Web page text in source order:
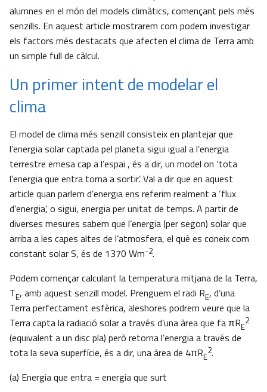
alumnes en el món del models climàtics, començant pels més
senzills. En aquest article mostrarem com podem investigar
els factors més destacats que afecten el clima de Terra amb
un simple full de càlcul.
Un primer intent de modelar el
clima
El model de clima més senzill consisteix en plantejar que
l’energia solar captada pel planeta sigui igual a l’energia
terrestre emesa cap a l’espai , és a dir, un model on ‘tota
l’energia que entra torna a sortir’. Val a dir que en aquest
article quan parlem d’energia ens referim realment a ‘flux
d’energia’, o sigui, energia per unitat de temps. A partir de
diverses mesures sabem que l’energia (per segon) solar que
arriba a les capes altes de l’atmosfera, el què es coneix com
constant solar S, és de 1370 Wm-2.
Podem començar calculant la temperatura mitjana de la Terra,
TE, amb aquest senzill model. Prenguem el radi RE, d’una
Terra perfectament esfèrica, aleshores podrem veure que la
Terra capta la radiació solar a través d’una àrea que fa πRE
2
(equivalent a un disc pla) però retorna l’energia a través de
tota la seva superfície, és a dir, una àrea de 4πRE
2.
(a) Energia que entra = energia que surt